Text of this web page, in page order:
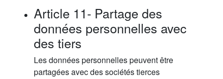
Article 11- Partage des
données personnelles avec
des tiers
Les données personnelles peuvent être
partagées avec des sociétés tierces